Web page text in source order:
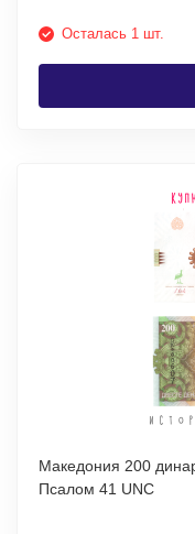
Осталась 1 шт.
Македония 200
Псалом 41 UNC